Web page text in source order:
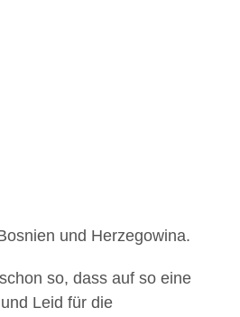
und Herzegowina.
so, dass auf so eine
Leid für die